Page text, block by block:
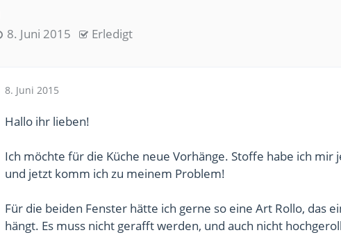
8. Juni 2015 Erledigt
8. Juni 2015
Hallo ihr lieben!
Ich möchte für die Küche neue Vorhänge. Stoffe habe ich mir
und jetzt komm ich zu meinem Problem!
Für die beiden Fenster hätte ich gerne so eine Art Rollo, das
hängt. Es muss nicht gerafft werden, und auch nicht